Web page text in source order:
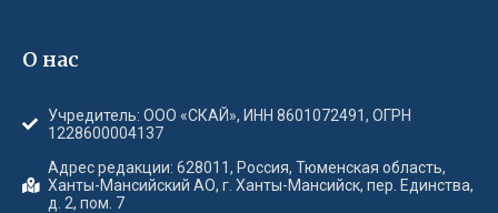
О нас
Учредитель: ООО «СКАЙ», ИНН 8601072491, ОГРН
1228600004137
Адрес редакции: 628011, Россия, Тюменская область,
Ханты-Мансийский АО, г. Ханты-Мансийск, пер. Единства,
д. 2, пом. 7